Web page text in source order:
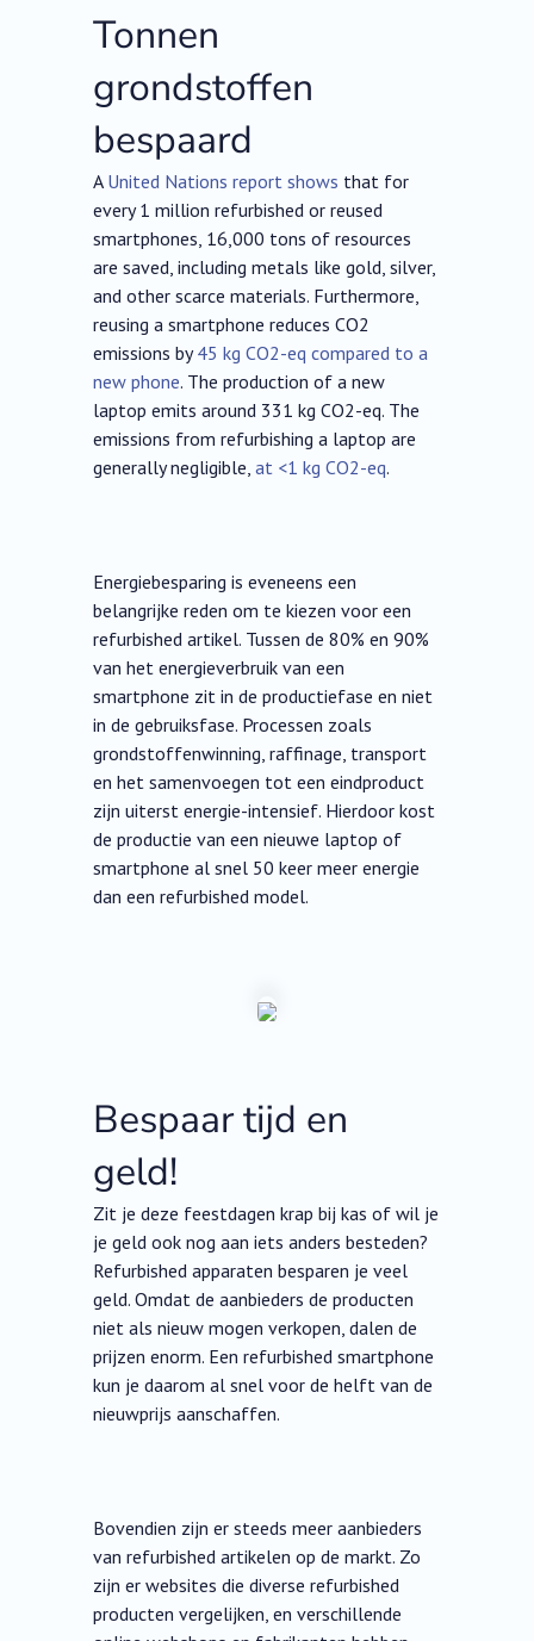
Tonnen
grondstoffen
bespaard
A United Nations report shows that for
every 1 million refurbished or reused
smartphones, 16,000 tons of resources
are saved, including metals like gold, silver,
and other scarce materials. Furthermore,
reusing a smartphone reduces CO2
emissions by45 kg CO2-eq compared to a
new phone. The production of a new
laptop emits around 331 kg CO2-eq. The
emissions from refurbishing a laptop are
generally negligible, at <1 kg CO2-eq.
Energiebesparing is eveneens een
belangrijke reden om te kiezen voor een
refurbished artikel. Tussen de 80% en 90%
van het energieverbruik van een
smartphone zit in de productiefase en niet
in de gebruiksfase. Processen zoals
grondstoffenwinning, raffinage, transport
en het samenvoegen tot een eindproduct
zijn uiterst energie-intensief. Hierdoor kost
de productie van een nieuwe laptop of
smartphone al snel 50 keer meer energie
dan een refurbished model.
Bespaar tijd en
geld!
Zit je deze feestdagen krap bij kas of wil je
je geld ook nog aan iets anders besteden?
Refurbished apparaten besparen je veel
geld. Omdat de aanbieders de producten
niet als nieuw mogen verkopen, dalen de
prijzen enorm. Een refurbished smartphone
kun je daarom al snel voor de helft van de
nieuwprijs aanschaffen.
Bovendien zijn er steeds meer aanbieders
van refurbished artikelen op de markt. Zo
zijn er websites die diverse refurbished
producten vergelijken, en verschillende